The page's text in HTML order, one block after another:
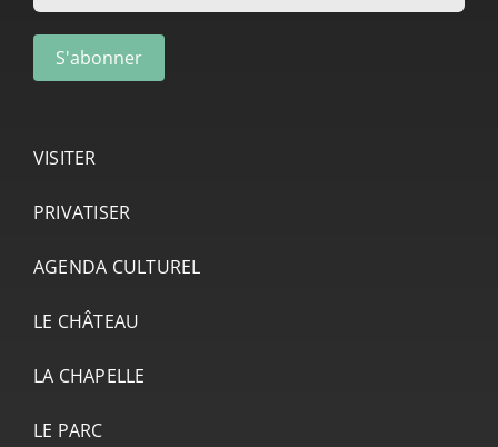
VISITER
PRIVATISER
AGENDA CULTUREL
LE CHÂTEAU
LA CHAPELLE
LE PARC